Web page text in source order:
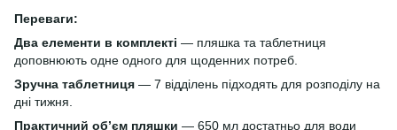
Переваги:
Два елементи в комплекті — пляшка та таблетниця
доповнюють одне одного для щоденних потреб.
Зручна таблетниця — 7 відділень підходять для розподілу на
дні тижня.
Практичний обʼєм пляшки — 650 мл достатньо для води